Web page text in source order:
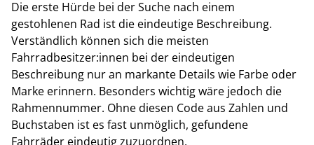
Die erste Hürde bei der Suche nach einem
gestohlenen Rad ist die eindeutige Beschreibung.
Verständlich können sich die meisten
Fahrradbesitzer:innen bei der eindeutigen
Beschreibung nur an markante Details wie Farbe oder
Marke erinnern. Besonders wichtig wäre jedoch die
Rahmennummer. Ohne diesen Code aus Zahlen und
Buchstaben ist es fast unmöglich, gefundene
Fahrräder eindeutig zuzuordnen.